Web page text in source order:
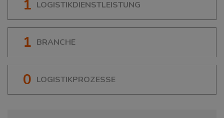
1 LOGISTIKDIENSTLEISTUNG
1 BRANCHE
0 LOGISTIKPROZESSE